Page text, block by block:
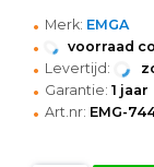
• Merk: EMGA
• voorraad
• Levertijd:
• Garantie: 1 jaar
• Art.nr: EMG-